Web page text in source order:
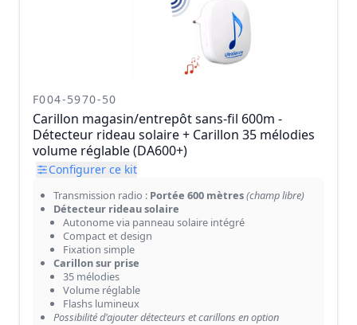
F004-5970-50
Carillon magasin/entrepôt sans-fil 600m -
Détecteur rideau solaire + Carillon 35 mélodies
volume réglable (DA600+)
Configurer ce kit
Transmission radio : Portée 600 mètres(champ libre)
Détecteur rideau solaire
Autonome via panneau solaire intégré
Compact et design
Fixation simple
Carillon sur prise
35 mélodies
Volume réglable
Flashs lumineux
Possibilité d'ajouter détecteurs et carillons en option